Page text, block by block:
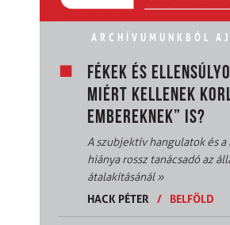
ARCHÍVUMUNKBÓL
FÉKEK ÉS
MIÉRT KELLENEK
EMBEREKNEK” IS?
A szubjektív hangulatok és
hiánya rossz tanácsadó az
átalakításánál»
HACK PÉTER
/ BELFÖLD